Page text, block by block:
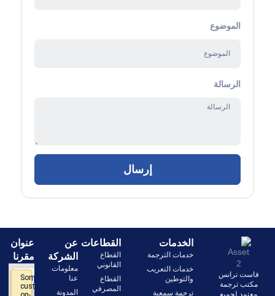
الموضوع
الرسالة
إرسال
فاست ترانس
مكتب ترجمة
معتمد لجميع
الخدمات
خدمات الترجمة
خدمات التعريب
والتوطين
ترجمة سمعية
القطاعات
القطاع
القانوني
القطاع
المصرفي
عن
الشركة
معلومات
عنا
المدونة
عنوان
مقرنا